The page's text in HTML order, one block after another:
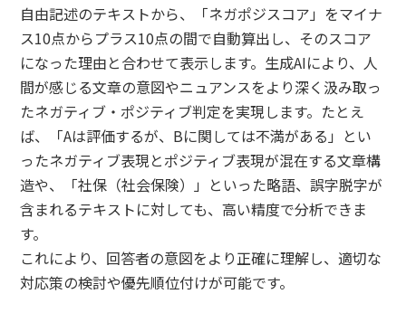
自由記述のテキストから、「ネガポジスコア」をマイナ
ス10点からプラス10点の間で自動算出し、そのスコア
になった理由と合わせて表示します。生成AIにより、人
間が感じる文章の意図やニュアンスをより深く汲み取っ
たネガティブ・ポジティブ判定を実現します。たとえ
ば、「Aは評価するが、Bに関しては不満がある」とい
ったネガティブ表現とポジティブ表現が混在する文章構
造や、「社保（社会保険）」といった略語、誤字脱字が
含まれるテキストに対しても、高い精度で分析できま
す。
これにより、回答者の意図をより正確に理解し、適切な
対応策の検討や優先順位付けが可能です。